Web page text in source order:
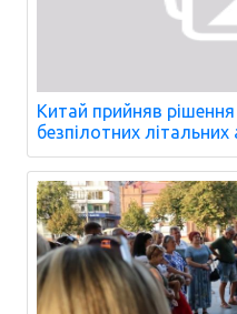
Китай прийняв
безпілотних літальних